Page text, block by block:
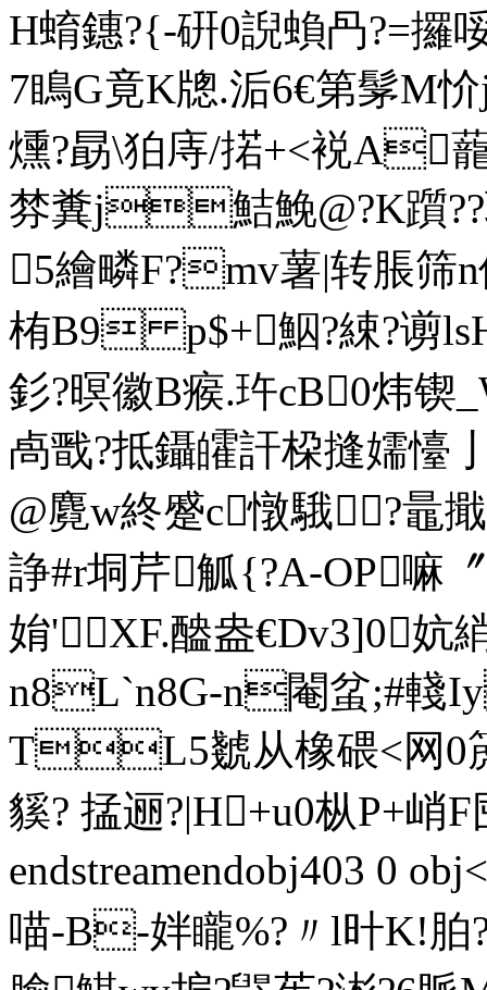
H蜟鏸?{-硏0誽蝜冎?=攞
7瞗G竟K牕.洉6€第髳M
燻?勗\狛庤/掿+<裞A
棼糞j鮚鮸@?K躓??
5繪疄F?mv薯|转脹筛n
栯B9 p$+鮂?綀?谫
釤?暝徽B瘊.玝cB0炜
卨戬?抵鑷皬訐桗摓嬬懛
@麑w終蹙c憞騀?
諍#r垌 芹觚{?A-OP嘛
姢'XF.醠盎€Dv3]0
n8L`n8G-n閹蚠;#輚
TL5虦从橡碨<网0箎
貕? 掹逦?|H+u0枞P+
endstreamendobj403 0
喵- B-姅矓%?〃l旪K!胉